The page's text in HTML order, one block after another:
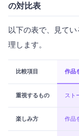
の対比表
以下の表で、見て
理します。
比較項目 作品
重視するもの スト
楽しみ方 作品